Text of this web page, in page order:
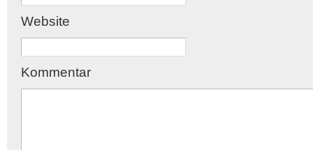
Website
Kommentar